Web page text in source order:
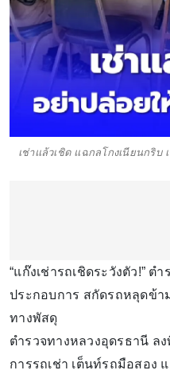
เช่าแล้วเชิด แฉกลโกงเนียนกริบ
“แก๊งเช่ารถเชิดระวังตัว!” ต
ประกอบการ สกัดรถหลุดข้า
ทางพัสดุ
ตำรวจทางหลวงอุดรธานี ล
การรถเช่า เต็นท์รถมือสอง